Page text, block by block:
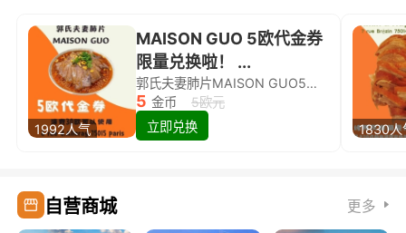
1992人气
MAISON GUO 5欧代金券
限量兑换啦！ ...
郭氏夫妻肺片MAISON GUO5欧代金券限量兑换啦！
5 金币
5欧元
立即兑换
1830人
自营商城 更多